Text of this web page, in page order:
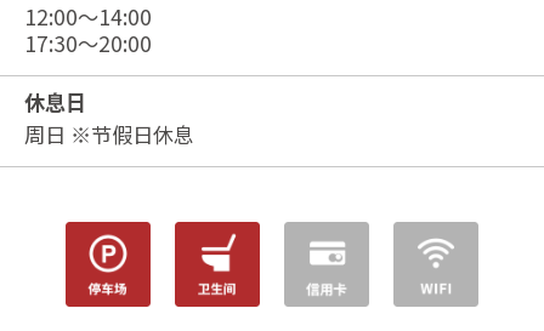
12:00～14:00
17:30～20:00
休息日
周日 ※节假日休息